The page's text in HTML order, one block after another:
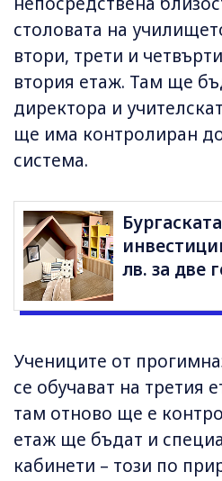
столовата на
втори, трети и
втория етаж. Там ще
директора и
ще има контролиран
система.
лв. за две
Учениците от
се обучават на третия
там отново ще е
етаж ще бъдат и
кабинети – този по